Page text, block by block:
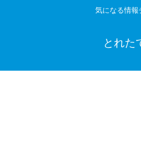
気になる情報
とれた